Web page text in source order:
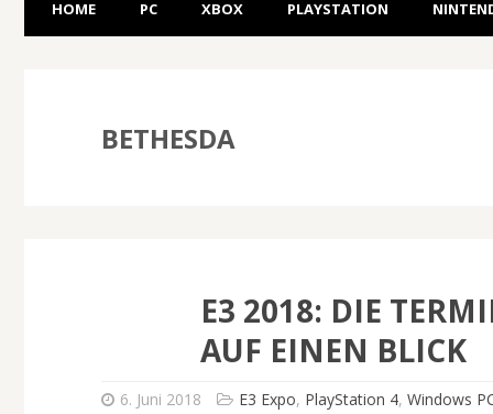
HOME PC XBOX PLAYSTATION
BETHESDA
E3 2018: DIE
AUF EINEN BLICK
6. Juni 2018 E3 Expo, PlayStation 4,Windows